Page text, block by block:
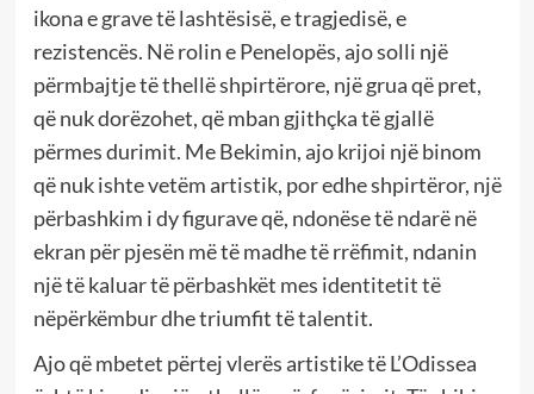
ikona e grave të lashtësisë, e tragjedisë, e
rezistencës. Në rolin e Penelopës, ajo solli një
përmbajtje të thellë shpirtërore, një grua që pret,
që nuk dorëzohet, që mban gjithçka të gjallë
përmes durimit. Me Bekimin, ajo krijoi një binom
që nuk ishte vetëm artistik, por edhe shpirtëror, një
përbashkim i dy figurave që, ndonëse të ndarë në
ekran për pjesën më të madhe të rrëfimit, ndanin
një të kaluar të përbashkët mes identitetit të
nëpërkëmbur dhe triumfit të talentit.
Ajo që mbetet përtej vlerës artistike të L’Odissea